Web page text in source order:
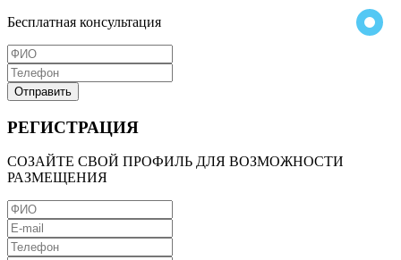
Бесплатная консультация
Отправить
РЕГИСТРАЦИЯ
СОЗАЙТЕ СВОЙ ПРОФИЛЬ ДЛЯ ВОЗМОЖНОСТИ
РАЗМЕЩЕНИЯ